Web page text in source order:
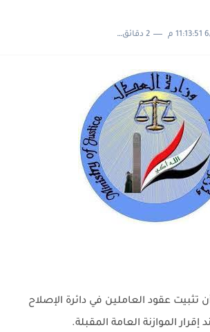
م 2 دقائق للقراءة
تثبيت عقود العاملين في دائرة الإصلاح
الموازنة العامة المقبلة.